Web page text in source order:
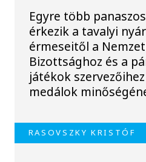
Egyre több
érkezik a tavalyi
érmeseitől a
Bizottsághoz és a
játékok
medálok
RASOVSZKY KRISTÓF